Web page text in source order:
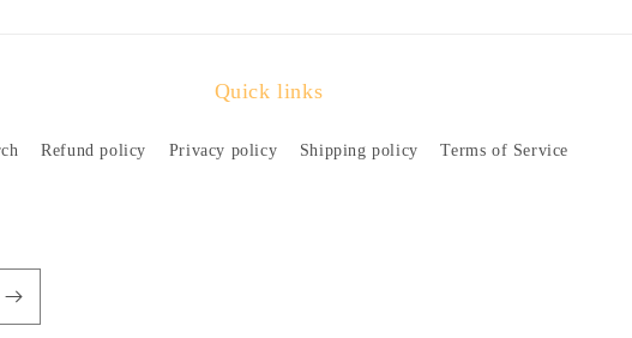
Quick links
Refund policy Privacy policy Shipping policy Terms of Service